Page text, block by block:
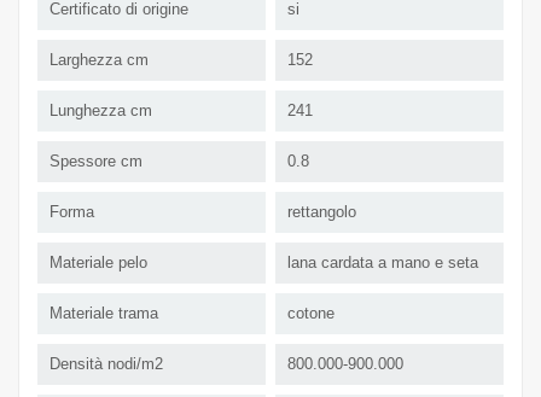
Certificato di origine si
Larghezza cm 152
Lunghezza cm 241
Spessore cm 0.8
Forma rettangolo
Materiale pelo lana cardata a mano e seta
Materiale trama cotone
Densità nodi/m2 800.000-900.000